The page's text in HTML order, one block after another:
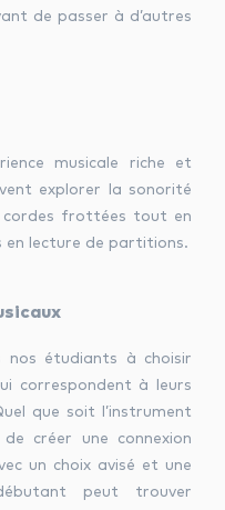
de passer à d’autres
musicale riche et
explorer la sonorité
frottées tout en
en lecture de partitions.
nos étudiants à choisir
correspondent à leurs
que soit l’instrument
créer une connexion
un choix avisé et une
peut trouver